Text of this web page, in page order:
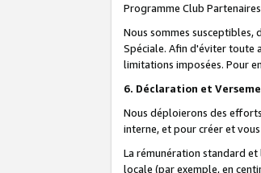
Programme Club
Nous sommes susceptibles,
Spéciale. Afin d'éviter toute
limitations imposées. Pour
6. Déclaration et
Nous déploierons des
interne, et pour créer et
La rémunération standard
locale (par exemple, en